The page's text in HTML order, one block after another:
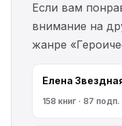
Если вам
внимание на
жанре
Елена
158 книг · 87 подп.